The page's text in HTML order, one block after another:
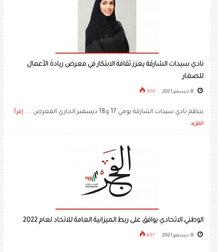
نادي سيدات الشارقة يعزز ثقافة الابتكار في معرض ريادة الأعمال
للصغار
309
ينظم نادي سيدات الشارقة يومي 17 و18 ديسمبر الجاري المعرض .....
إقرأ
المزيد
الوطني الاتحادي يوافق على ربط الميزانية العامة للاتحاد لعام 2022
487